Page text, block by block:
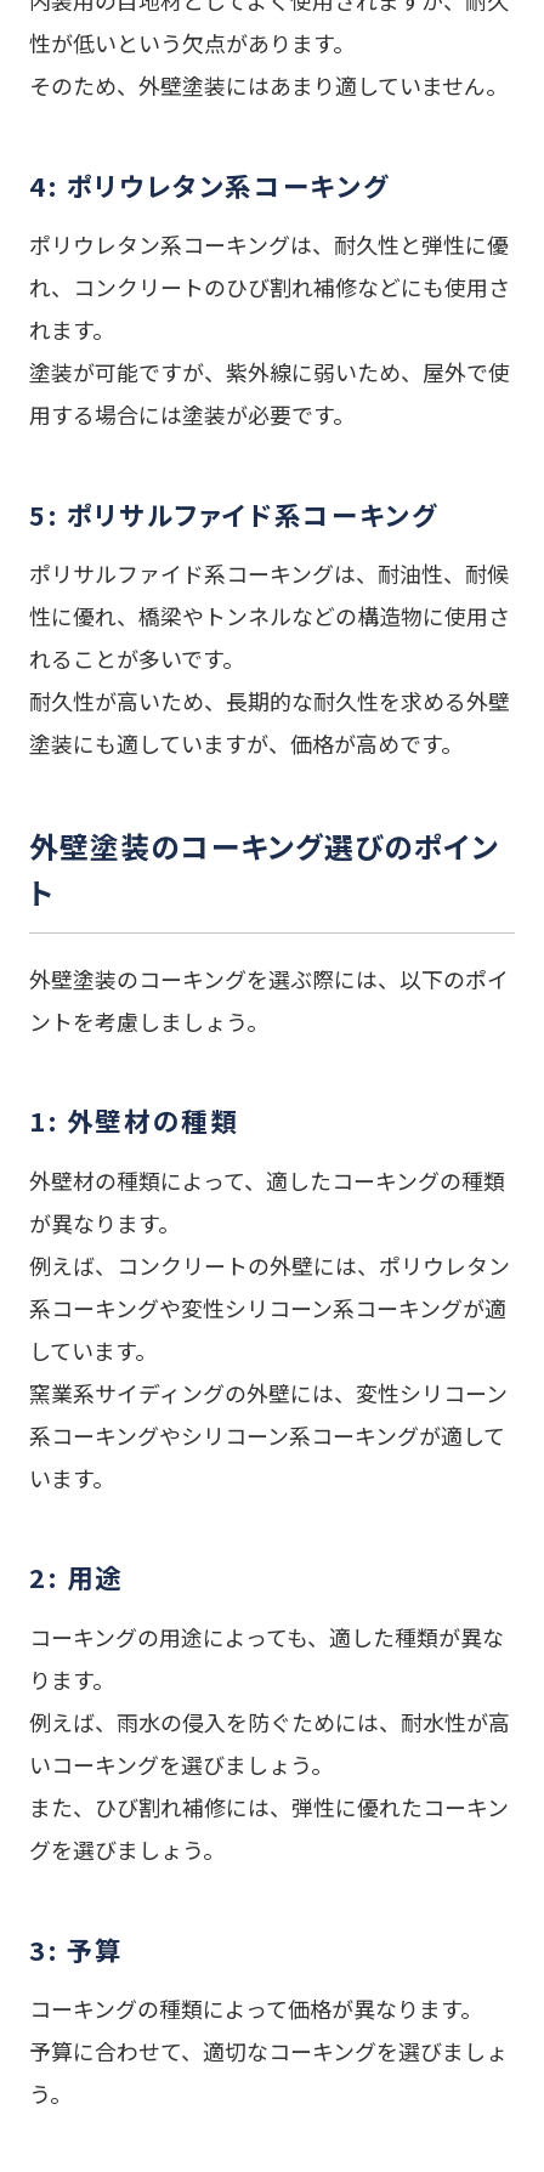
性が低いという欠点があります。
そのため、外壁塗装にはあまり適していません。
4: ポリウレタン系コーキング
ポリウレタン系コーキングは、耐久性と弾性に優
れ、コンクリートのひび割れ補修などにも使用さ
れます。
塗装が可能ですが、紫外線に弱いため、屋外で使
用する場合には塗装が必要です。
5: ポリサルファイド系コーキング
ポリサルファイド系コーキングは、耐油性、耐候
性に優れ、橋梁やトンネルなどの構造物に使用さ
れることが多いです。
耐久性が高いため、長期的な耐久性を求める外壁
塗装にも適していますが、価格が高めです。
外壁塗装のコーキング選びのポイン
ト
外壁塗装のコーキングを選ぶ際には、以下のポイ
ントを考慮しましょう。
1: 外壁材の種類
外壁材の種類によって、適したコーキングの種類
が異なります。
例えば、コンクリートの外壁には、ポリウレタン
系コーキングや変性シリコーン系コーキングが適
しています。
窯業系サイディングの外壁には、変性シリコーン
系コーキングやシリコーン系コーキングが適して
います。
2: 用途
コーキングの用途によっても、適した種類が異な
ります。
例えば、雨水の侵入を防ぐためには、耐水性が高
いコーキングを選びましょう。
また、ひび割れ補修には、弾性に優れたコーキン
グを選びましょう。
3: 予算
コーキングの種類によって価格が異なります。
予算に合わせて、適切なコーキングを選びましょ
う。